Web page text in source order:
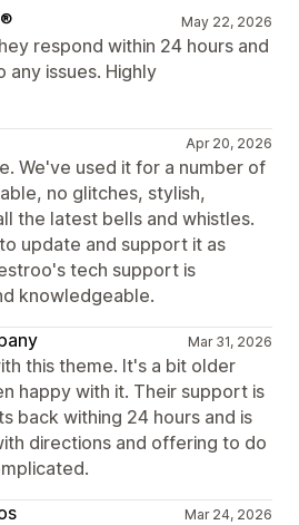
May 22, 2026
respond within 24 hours and
any issues. Highly
Apr 20, 2026
We've used it for a number of
no glitches, stylish,
the latest bells and whistles.
update and support it as
tech support is
knowledgeable.
Mar 31, 2026
this theme. It's a bit older
happy with it. Their support is
back withing 24 hours and is
directions and offering to do
Mar 24, 2026